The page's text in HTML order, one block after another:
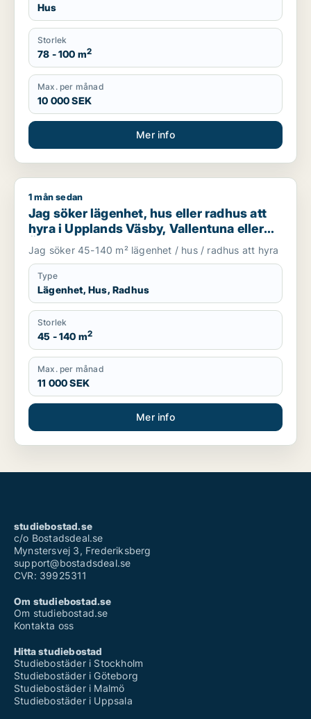
Hus
Storlek
78 - 100 m2
Max. per månad
10 000 SEK
Mer info
Jag söker lägenhet, hus eller radhus att hyra i Upplands
1 mån sedan
Jag söker lägenhet, hus eller radhus att
hyra i Upplands Väsby, Vallentuna eller
Österåker m.fl.
Jag söker 45-140 m² lägenhet / hus / radhus att hyra
Type
Lägenhet, Hus, Radhus
Storlek
45 - 140 m2
Max. per månad
11 000 SEK
Mer info
studiebostad.se
c/o Bostadsdeal.se
Mynstersvej 3, Frederiksberg
support@bostadsdeal.se
CVR: 39925311
Om studiebostad.se
Om studiebostad.se
Kontakta oss
Hitta studiebostad
Studiebostäder i Stockholm
Studiebostäder i Göteborg
Studiebostäder i Malmö
Studiebostäder i Uppsala